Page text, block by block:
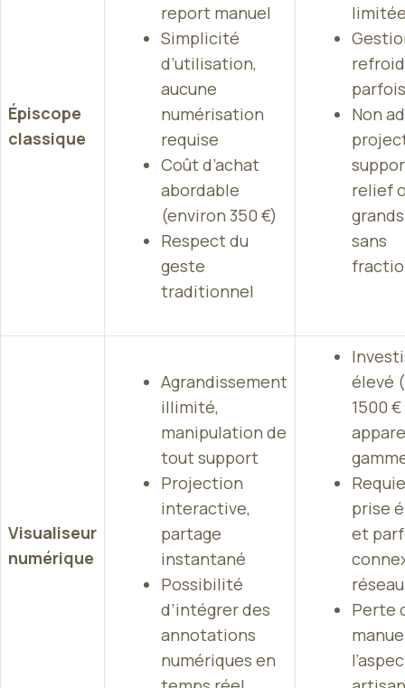
Épiscope
classique
report manuel
Simplicité
d’utilisation,
aucune
numérisation
requise
Coût d’achat
abordable
(environ 350 €)
Respect du
geste
traditionnel
Non
relief
sans
Visualiseur
numérique
Agrandissement
illimité,
manipulation de
tout support
Projection
interactive,
partage
instantané
Possibilité
d’intégrer des
annotations
numériques en
élevé
1500
prise
et
réseau
Perte